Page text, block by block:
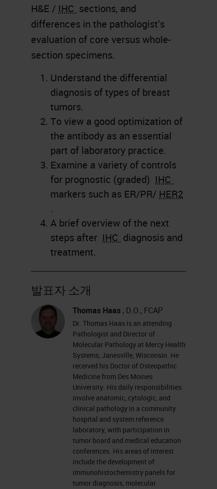
H&E / IHC sections, and
differences in the pathologist’s
evaluation of core versus whole-
section specimens.
Understand the differential
diagnosis of types of breast
tumors.
To view a good optimization of
the antibody as an essential
part of laboratory practice.
Examine a variety of controls
for prognostic (graded) IHC
markers such as ER/PR/ HER2
.
A brief overview of the next
steps after IHC diagnosis and
treatment.
발표자 소개
Thomas Haas , D.O., FCAP
Dr. Thomas Haas is an attending
Pathologist and Director of
Molecular Pathology at Mercy Health
Systems, Janesville, Wisconsin. He
received his Doctor of Osteopathic
Medicine from Des Moines
University. His daily responsibilities
involve anatomic, cytologic, and
clinical pathology in a community
hospital and system reference
laboratory, with participation in
tumor board and medical education
conferences. His areas of interest
include the development of
immunohistochemistry panels for
tumor diagnosis, molecular